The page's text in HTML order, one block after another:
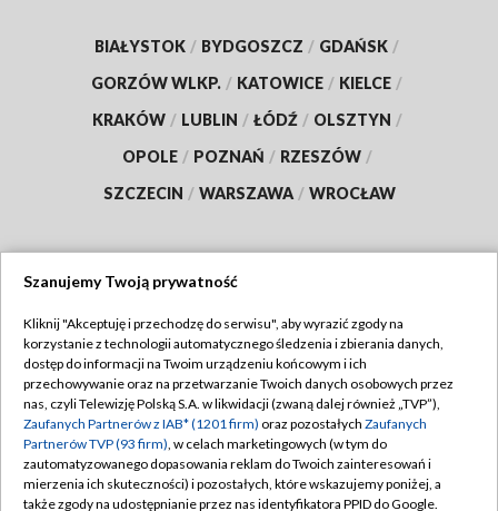
BIAŁYSTOK / BYDGOSZCZ / GDAŃSK /
GORZÓW WLKP. / KATOWICE / KIELCE /
KRAKÓW / LUBLIN / ŁÓDŹ / OLSZTYN /
OPOLE / POZNAŃ / RZESZÓW /
SZCZECIN / WARSZAWA / WROCŁAW
TVP
Abonament TVP
Emisja w TVP
Centrum informacji TVP
Naziemna Telewizja Cyfrowa
Regulamin TVP
Polityka prywatności
Moje zgody
Pomoc
Szanujemy Twoją prywatność
Kliknij "Akceptuję i przechodzę do serwisu", aby wyrazić zgody na
korzystanie z technologii automatycznego śledzenia i zbierania danych,
dostęp do informacji na Twoim urządzeniu końcowym i ich
przechowywanie oraz na przetwarzanie Twoich danych osobowych przez
nas, czyli Telewizję Polską S.A. w likwidacji (zwaną dalej również „TVP”),
Zaufanych Partnerów z IAB* (1201 firm) oraz pozostałych Zaufanych
Partnerów TVP (93 firm), w celach marketingowych (w tym do
zautomatyzowanego dopasowania reklam do Twoich zainteresowań i
mierzenia ich skuteczności) i pozostałych, które wskazujemy poniżej, a
także zgody na udostępnianie przez nas identyfikatora PPID do Google.